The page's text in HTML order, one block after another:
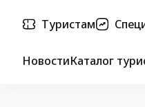
Туристам
НовостиКаталог